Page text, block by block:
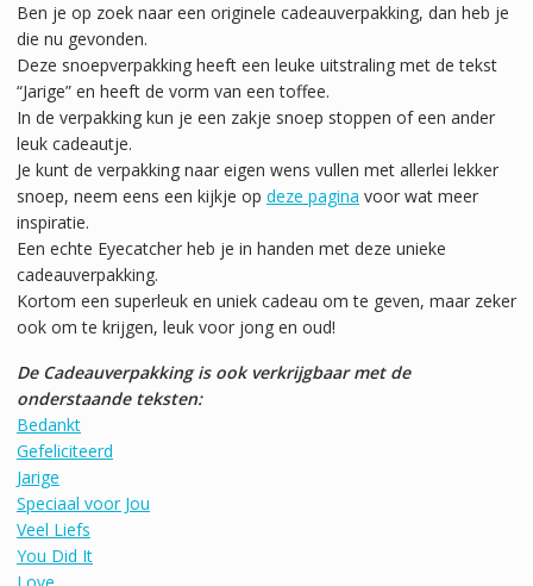
Ben je op zoek naar een originele cadeauverpakking, dan heb je
die nu gevonden.
Deze snoepverpakking heeft een leuke uitstraling met de tekst
“Jarige” en heeft de vorm van een toffee.
In de verpakking kun je een zakje snoep stoppen of een ander
leuk cadeautje.
Je kunt de verpakking naar eigen wens vullen met allerlei lekker
snoep, neem eens een kijkje op deze pagina voor wat meer
inspiratie.
Een echte Eyecatcher heb je in handen met deze unieke
cadeauverpakking.
Kortom een superleuk en uniek cadeau om te geven, maar zeker
ook om te krijgen, leuk voor jong en oud!
De Cadeauverpakking is ook verkrijgbaar met de
onderstaande teksten:
Bedankt
Gefeliciteerd
Jarige
Speciaal voor Jou
Veel Liefs
You Did It